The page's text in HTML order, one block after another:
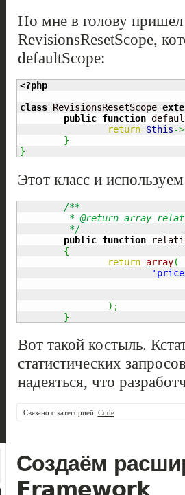
Но мне в голову пришел
RevisionsResetScope,
defaultScope:
<?php
class RevisionsResetScope
public function
return $this->
}
}
Этот класс и
/**
	 */
public function
{
return array(
) ;
}
Вот такой костыль.
статистических
надеяться, что
Связано с категорией: Code
Создаём
Framework